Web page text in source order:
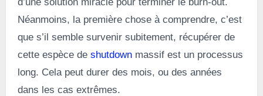
Néanmoins, la première chose à comprendre, c’est
que s’il semble survenir subitement, récupérer de
cette espèce de shutdownmassif est un processus
long. Cela peut durer des mois, ou des années
dans les cas extrêmes.